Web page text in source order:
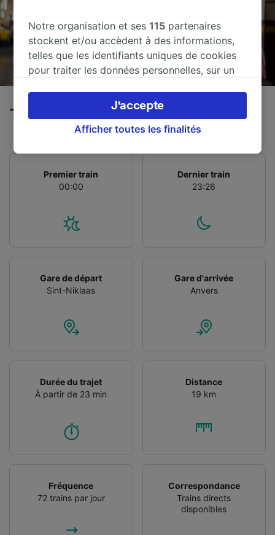
Trains de Sint-Niklaas à Anvers
Premier train
00:00
Dernier train
23:26
Gare de départ
Sint-Niklaas
Gare d'arrivée
Anvers
Durée du trajet
À partir de 23 min
Distance
19 km
Fréquence
72 trains par jour
Correspondance
Trains directs
disponibles
Notre organisation et ses115 partenaires
stockent et/ou accèdent à des informations,
telles que les identifiants uniques de cookies
pour traiter les données personnelles, sur un
préférences, notamment en exerçant votre
droit d’opposition à l’intérêt légitime, en
cliquant ci-dessous ou à tout moment sur la
préférences seront signalées à nos partenaires
et n’affecteront pas les données de navigation.
Vos données ne seront pas utilisées à des fins
pas vous tracer.
Nos équipes ainsi que nos partenaires
externes, traitent des données selon les
finalités suivantes :
Utiliser des données de géolocalisation
précises. Analyser activement les
l’identification. Stocker et/ou accéder à des
informations sur un appareil. Publicités et
contenu personnalisés, mesure de
performance des publicités et du contenu,
services.
Afficher toutes les finalités
J'accepte